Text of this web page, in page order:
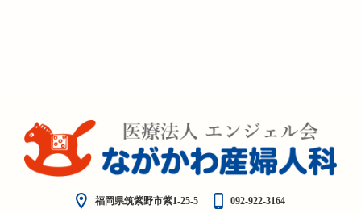
福岡県筑紫野市紫1-25-5 092-922-3164